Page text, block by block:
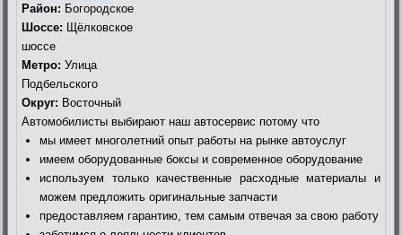
Район: Богородское
Шоссе: Щёлковское
шоссе
Метро: Улица
Подбельского
Округ: Восточный
Автомобилисты выбирают наш автосервис потому что
мы имеет многолетний опыт работы на рынке автоуслуг
имеем оборудованные боксы и современное оборудование
используем только качественные расходные материалы и
можем предложить оригинальные запчасти
предоставляем гарантию, тем самым отвечая за свою работу